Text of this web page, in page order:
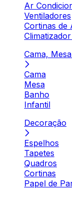
Ar
Ventiladores
Cortinas de
Cama,
Cama
Mesa
Banho
Infantil
Decoração
Espelhos
Tapetes
Quadros
Cortinas
Papel de